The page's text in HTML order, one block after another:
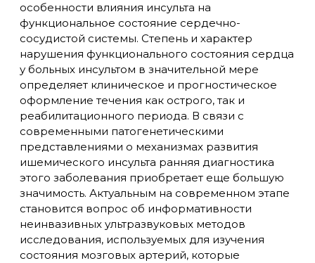
особенности влияния инсульта на
функциональное состояние сердечно-
сосудистой системы. Степень и характер
нарушения функционального состояния сердца
у больных инсультом в значительной мере
определяет клиническое и прогностическое
оформление течения как острого, так и
реабилитационного периода. В связи с
современными патогенетическими
представлениями о механизмах развития
ишемического инсульта ранняя диагностика
этого заболевания приобретает еще большую
значимость. Актуальным на современном этапе
становится вопрос об информативности
неинвазивных ультразвуковых методов
исследования, используемых для изучения
состояния мозговых артерий, которые